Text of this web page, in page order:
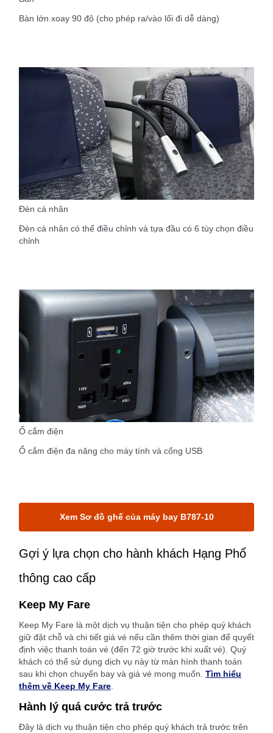
Bàn lớn xoay 90 độ (cho phép ra/vào lối đi dễ dàng)
Đèn cá nhân
Đèn cá nhân có thể điều chỉnh và tựa đầu có 6 tùy chọn điều
chỉnh
Ổ cắm điện
Ổ cắm điện đa năng cho máy tính và cổng USB
Xem Sơ đồ ghế của máy bay B787-10
Gợi ý lựa chọn cho hành khách Hạng Phổ
thông cao cấp
Keep My Fare
Keep My Fare là một dịch vụ thuận tiện cho phép quý khách
giữ đặt chỗ và chi tiết giá vé nếu cần thêm thời gian để quyết
định việc thanh toán vé (đến 72 giờ trước khi xuất vé). Quý
khách có thể sử dụng dịch vụ này từ màn hình thanh toán
sau khi chọn chuyến bay và giá vé mong muốn. Tìm hiểu
thêm về Keep My Fare.
Hành lý quá cước trả trước
Đây là dịch vụ thuận tiện cho phép quý khách trả trước trên